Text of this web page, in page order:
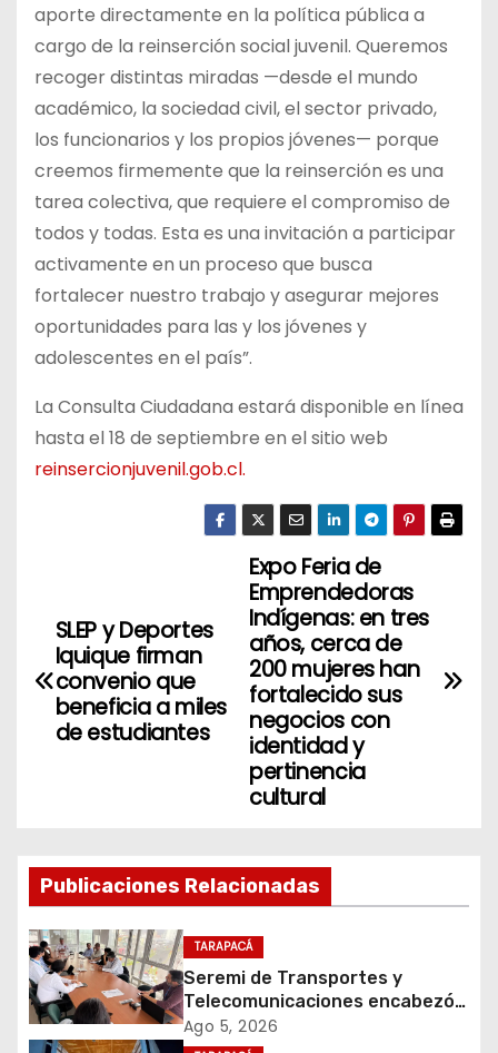
aporte directamente en la política pública a
cargo de la reinserción social juvenil. Queremos
recoger distintas miradas —desde el mundo
académico, la sociedad civil, el sector privado,
los funcionarios y los propios jóvenes— porque
creemos firmemente que la reinserción es una
tarea colectiva, que requiere el compromiso de
todos y todas. Esta es una invitación a participar
activamente en un proceso que busca
fortalecer nuestro trabajo y asegurar mejores
oportunidades para las y los jóvenes y
adolescentes en el país”.
La Consulta Ciudadana estará disponible en línea
hasta el 18 de septiembre en el sitio web
reinsercionjuvenil.gob.cl.
v
c
i
ó
n
d
Expo Feria de
Emprendedoras
Indígenas: en tres
años, cerca de
200 mujeres han
fortalecido sus
negocios con
identidad y
pertinencia
cultural
SLEP y Deportes
Iquique firman
convenio que
beneficia a miles
de estudiantes
Publicaciones Relacionadas
TARAPACÁ
Seremi de Transportes y
Telecomunicaciones encabezó
primera mesa de coordinación
para el retiro de cables en
Ago 5, 2026